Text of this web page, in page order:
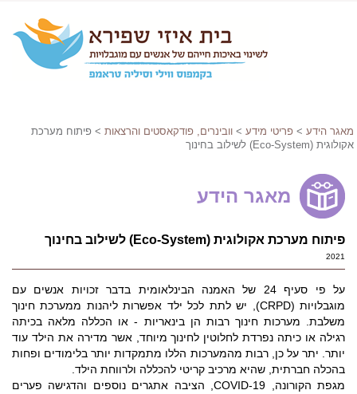
מאגר הידע > פריטי מידע > וובינרים, פודקאסטים והרצאות > פיתוח מערכת
אקולוגית (Eco-System) לשילוב בחינוך
מאגר הידע
פיתוח מערכת אקולוגית (Eco-System) לשילוב בחינוך
2021
על פי סעיף 24 של האמנה הבינלאומית בדבר זכויות אנשים עם
מוגבלויות (CRPD), יש לתת לכל ילד אפשרות ליהנות ממערכת חינוך
משלבת. מערכות חינוך רבות הן בינאריות - או הכללה מלאה בכיתה
רגילה או כיתה נפרדת לחלוטין לחינוך מיוחד, אשר מדירה את הילד עוד
יותר. יתר על כן, רבות מהמערכות הללו מתמקדות יותר בלימודים ופחות
בהכלה חברתית, שהיא מרכיב קריטי להכללה ולרווחת הילד.
מגפת הקורונה, COVID-19, הציבה אתגרים נוספים והדגישה פערים